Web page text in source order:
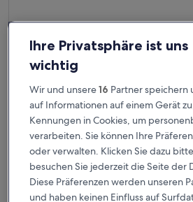
(1.007
Bewertungen)
Hampton Inn Phoenix/Glendale/
Ihre Privatsphäre ist uns
wichtig
Wir und unsere16 Partner
auf Informationen auf einem Gerät
Kennungen in Cookies, um
verarbeiten. Sie können Ihre
oder verwalten. Klicken Sie dazu
besuchen Sie jederzeit die Seite der
Diese Präferenzen werden unseren
und haben keinen Einfluss auf